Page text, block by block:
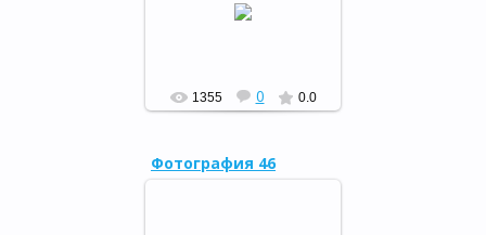
детской и юношеской книги
1355 0 0.0
Фотография 46